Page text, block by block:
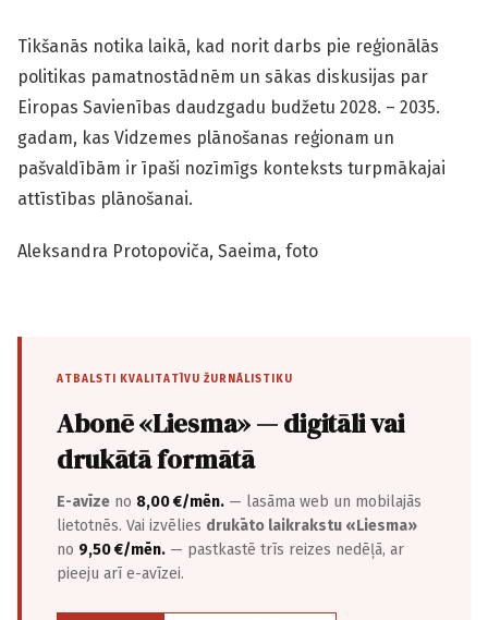
Tikšanās notika laikā, kad norit darbs pie reģionālās
politikas pamatnostādnēm un sākas diskusijas par
Eiropas Savienības daudzgadu budžetu 2028. – 2035.
gadam, kas Vidzemes plānošanas reģionam un
pašvaldībām ir īpaši nozīmīgs konteksts turpmākajai
attīstības plānošanai.
Aleksandra Protopoviča, Saeima, foto
ATBALSTI KVALITATĪVU ŽURNĀLISTIKU
Abonē «Liesma» — digitāli vai
drukātā formātā
E-avīze no 8,00 €/mēn. — lasāma web un mobilajās
lietotnēs. Vai izvēlies drukāto laikrakstu «Liesma»
no 9,50 €/mēn. — pastkastē trīs reizes nedēļā, ar
pieeju arī e-avīzei.